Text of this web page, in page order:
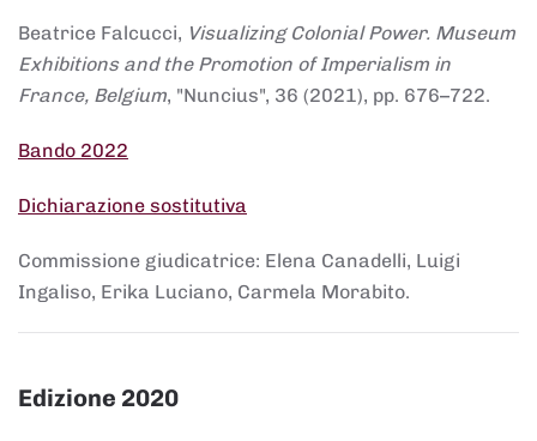
Beatrice Falcucci, Visualizing Colonial Power. Museum
Exhibitions and the Promotion of Imperialism in
France, Belgium, "Nuncius", 36 (2021), pp. 676–722.
Bando 2022
Dichiarazione sostitutiva
Commissione giudicatrice: Elena Canadelli, Luigi
Ingaliso, Erika Luciano, Carmela Morabito.
Edizione 2020